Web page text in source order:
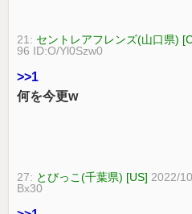
21: セントレアフレンズ(山口県)
96 ID:O/Yl0Szw0
>>1
何を今更w
27: とびっこ(千葉県) [US] 2022/
Bx30